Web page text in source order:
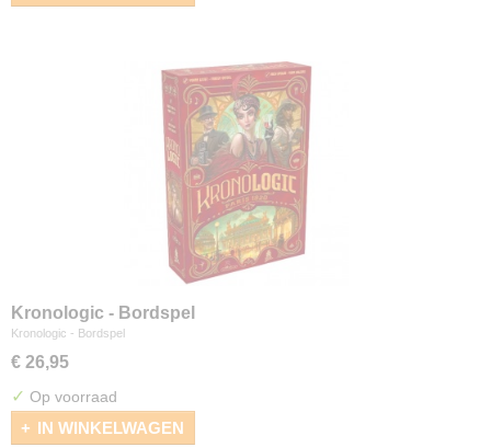
Kronologic - Bordspel
Kronologic - Bordspel
€ 26,95
✓ Op voorraad
IN WINKELWAGEN